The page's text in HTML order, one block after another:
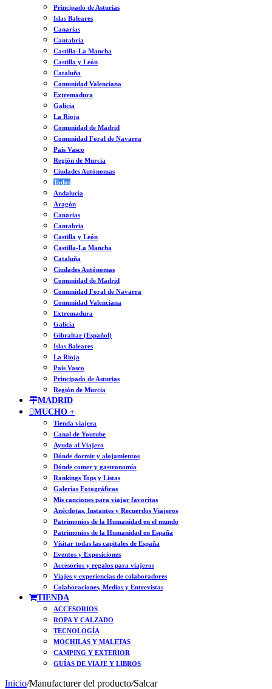
Principado de Asturias
Islas Baleares
Canarias
Cantabria
Castilla-La Mancha
Castilla y León
Cataluña
Comunidad Valenciana
Extremadura
Galicia
La Rioja
Comunidad de Madrid
Comunidad Foral de Navarra
País Vasco
Región de Murcia
Ciudades Autónomas
Todos
Andalucía
Aragón
Canarias
Cantabria
Castilla y León
Castilla-La Mancha
Cataluña
Ciudades Autónomas
Comunidad de Madrid
Comunidad Foral de Navarra
Comunidad Valenciana
Extremadura
Galicia
Gibraltar (Español)
Islas Baleares
La Rioja
País Vasco
Principado de Asturias
Región de Murcia
MADRID
MUCHO +
Tienda viajera
Canal de Youtube
Ayuda al Viajero
Dónde dormir y alojamientos
Dónde comer y gastronomía
Rankings Tops y Listas
Galerías Fotográficas
Mis canciones para viajar favoritas
Anécdotas, Instantes y Recuerdos Viajeros
Patrimonios de la Humanidad en el mundo
Patrimonios de la Humanidad en España
Visitar todas las capitales de España
Eventos y Exposiciones
Accesorios y regalos para viajeros
Viajes y experiencias de colaboradores
Colaboraciones, Medios y Entrevistas
TIENDA
ACCESORIOS
ROPA Y CALZADO
TECNOLOGÍA
MOCHILAS Y MALETAS
CAMPING Y EXTERIOR
GUÍAS DE VIAJE Y LIBROS
Inicio/Manufacturer del producto/Salcar